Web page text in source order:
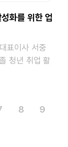
화를 위한 업
표이사 서중
청년 취업 활
8
9